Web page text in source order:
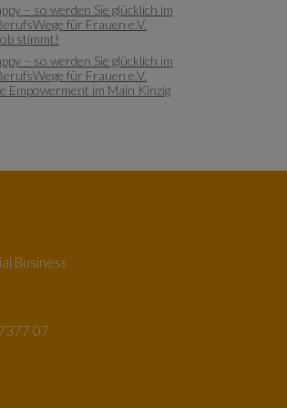
– so werden Sie glücklich im
für Frauen e.V.
stimmt!
– so werden Sie glücklich im
für Frauen e.V.
Empowerment im Main Kinzig
Business
07